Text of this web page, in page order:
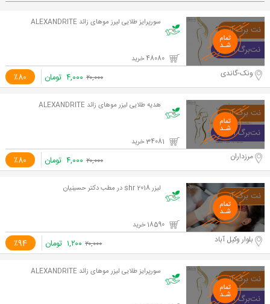
سورپرایز طلایی لیرز موهای زائد ALEXANDRITE
٪80 ونک-گاندی ۲۰,۰۰۰ ۴,۰۰۰ تومان
هدیه طلایی لیزر موهای زائد ALEXANDRITE
٪80 مرزداران ۲۰,۰۰۰ ۴,۰۰۰ تومان
لیزر shr 2018 در مطب دکتر حسینیان
٪94 بلوار وکیل آباد ۲۰,۰۰۰ ۱,۲۰۰ تومان
سورپرایز طلایی لیزر موهای زائد ALEXANDRITE